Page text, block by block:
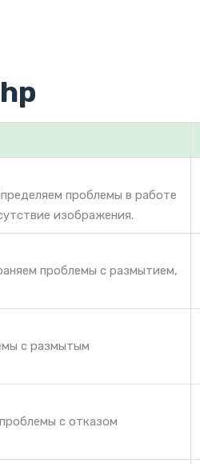
проблемы в работе
изображения.
проблемы с размытием,
с размытым
с отказом